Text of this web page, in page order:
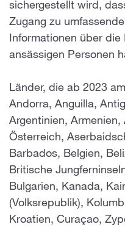
sichergestellt wird,
Zugang zu
Informationen über die
ansässigen Personen
Länder, die ab 2023
Andorra, Anguilla,
Argentinien, Armenien,
Österreich,
Barbados, Belgien,
Britische
Bulgarien, Kanada,
(Volksrepublik),
Kroatien, Curaçao,